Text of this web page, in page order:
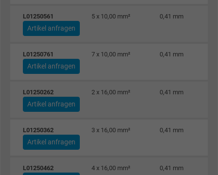
Anbieter Facebook Ireland Ltd.
Zweck
Cookie von Facebook für Website-Analyse,
Name datr, Facebook Pixel
Anbieter Facebook Ireland Ltd.
L01250561 5 x 10,00 mm² 0,41 mm
Artikel anfragen
L01250761 7 x 10,00 mm² 0,41 mm
Artikel anfragen
L01250262 2 x 16,00 mm² 0,41 mm
Artikel anfragen
L01250362 3 x 16,00 mm² 0,41 mm
Artikel anfragen
L01250462 4 x 16,00 mm² 0,41 mm